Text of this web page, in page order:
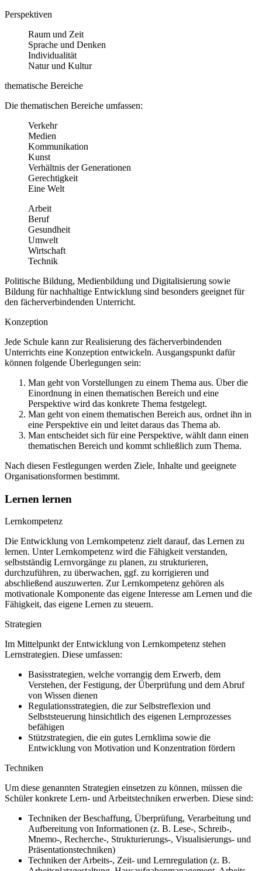
Perspektiven
Raum und Zeit
Sprache und Denken
Individualität
Natur und Kultur
thematische Bereiche
Die thematischen Bereiche umfassen:
Verkehr
Medien
Kommunikation
Kunst
Verhältnis der Generationen
Gerechtigkeit
Eine Welt
Arbeit
Beruf
Gesundheit
Umwelt
Wirtschaft
Technik
Politische Bildung, Medienbildung und Digitalisierung sowie
Bildung für nachhaltige Entwicklung sind besonders geeignet für
den fächerverbindenden Unterricht.
Konzeption
Jede Schule kann zur Realisierung des fächerverbindenden
Unterrichts eine Konzeption entwickeln. Ausgangspunkt dafür
können folgende Überlegungen sein:
Man geht von Vorstellungen zu einem Thema aus. Über die
Einordnung in einen thematischen Bereich und eine
Perspektive wird das konkrete Thema festgelegt.
Man geht von einem thematischen Bereich aus, ordnet ihn in
eine Perspektive ein und leitet daraus das Thema ab.
Man entscheidet sich für eine Perspektive, wählt dann einen
thematischen Bereich und kommt schließlich zum Thema.
Nach diesen Festlegungen werden Ziele, Inhalte und geeignete
Organisationsformen bestimmt.
Lernen lernen
Lernkompetenz
Die Entwicklung von Lernkompetenz zielt darauf, das Lernen zu
lernen. Unter Lernkompetenz wird die Fähigkeit verstanden,
selbstständig Lernvorgänge zu planen, zu strukturieren,
durchzuführen, zu überwachen, ggf. zu korrigieren und
abschließend auszuwerten. Zur Lernkompetenz gehören als
motivationale Komponente das eigene Interesse am Lernen und die
Fähigkeit, das eigene Lernen zu steuern.
Strategien
Im Mittelpunkt der Entwicklung von Lernkompetenz stehen
Lernstrategien. Diese umfassen:
Basisstrategien, welche vorrangig dem Erwerb, dem
Verstehen, der Festigung, der Überprüfung und dem Abruf
von Wissen dienen
Regulationsstrategien, die zur Selbstreflexion und
Selbststeuerung hinsichtlich des eigenen Lernprozesses
befähigen
Stützstrategien, die ein gutes Lernklima sowie die
Entwicklung von Motivation und Konzentration fördern
Techniken
Um diese genannten Strategien einsetzen zu können, müssen die
Schüler konkrete Lern- und Arbeitstechniken erwerben. Diese sind:
Techniken der Beschaffung, Überprüfung, Verarbeitung und
Aufbereitung von Informationen (z. B. Lese-, Schreib-,
Mnemo-, Recherche-, Strukturierungs-, Visualisierungs- und
Präsentationstechniken)
Techniken der Arbeits-, Zeit- und Lernregulation (z. B.